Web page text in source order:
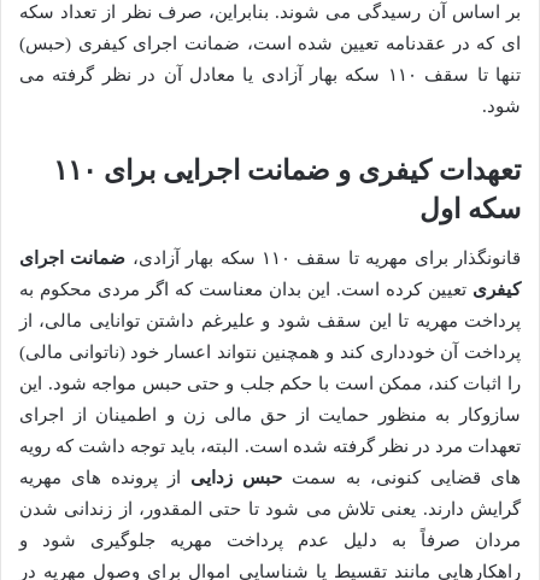
بر اساس آن رسیدگی می شوند. بنابراین، صرف نظر از تعداد سکه
ای که در عقدنامه تعیین شده است، ضمانت اجرای کیفری (حبس)
تنها تا سقف ۱۱۰ سکه بهار آزادی یا معادل آن در نظر گرفته می
شود.
تعهدات کیفری و ضمانت اجرایی برای ۱۱۰
سکه اول
قانونگذار برای مهریه تا سقف ۱۱۰ سکه بهار آزادی،
ضمانت اجرای
کیفری تعیین کرده است. این بدان معناست که اگر مردی محکوم به
پرداخت مهریه تا این سقف شود و علیرغم داشتن توانایی مالی، از
پرداخت آن خودداری کند و همچنین نتواند اعسار خود (ناتوانی مالی)
را اثبات کند، ممکن است با حکم جلب و حتی حبس مواجه شود. این
سازوکار به منظور حمایت از حق مالی زن و اطمینان از اجرای
تعهدات مرد در نظر گرفته شده است. البته، باید توجه داشت که رویه
های قضایی کنونی، به سمت حبس زدایی از پرونده های مهریه
گرایش دارند. یعنی تلاش می شود تا حتی المقدور، از زندانی شدن
مردان صرفاً به دلیل عدم پرداخت مهریه جلوگیری شود و
راهکارهایی مانند تقسیط یا شناسایی اموال برای وصول مهریه در